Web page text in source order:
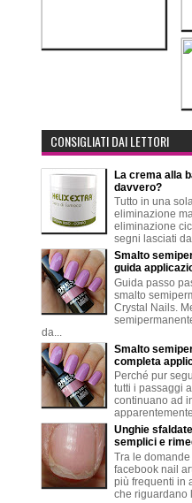
CONSIGLIATI DAI LETTORI
La crema alla
davvero?
Tutto in una
eliminazione
eliminazione
segni lasciati
Smalto
guida
Guida passo
smalto
Crystal Nails.
da...
Smalto
completa
Perché pur
tutti i passaggi
continuano ad
Unghie
semplici e
Tra le
facebook nail
più frequenti in
che riguardano